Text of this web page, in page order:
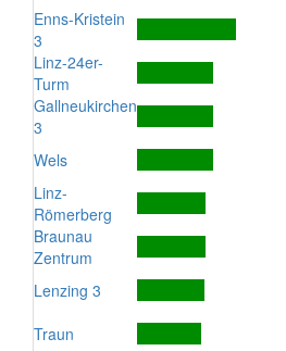
Enns-Kristein
3
Linz-24er-
Turm
Gallneukirchen
3
Wels
Linz-
Römerberg
Braunau
Zentrum
Lenzing 3
Traun